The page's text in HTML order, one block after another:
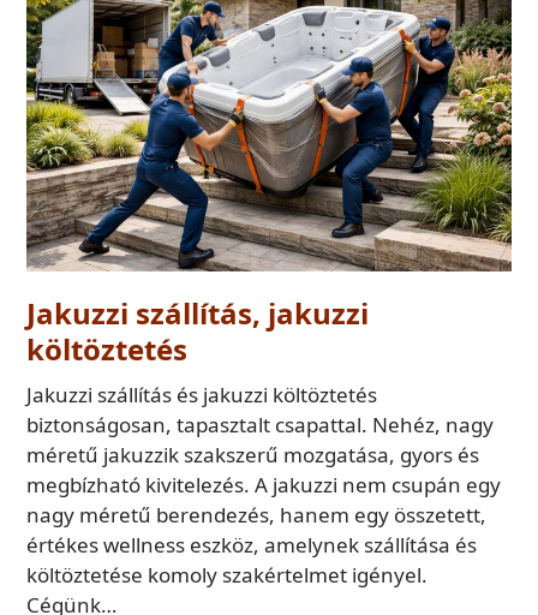
Jakuzzi szállítás, jakuzzi
költöztetés
Jakuzzi szállítás és jakuzzi költöztetés
biztonságosan, tapasztalt csapattal. Nehéz, nagy
méretű jakuzzik szakszerű mozgatása, gyors és
megbízható kivitelezés. A jakuzzi nem csupán egy
nagy méretű berendezés, hanem egy összetett,
értékes wellness eszköz, amelynek szállítása és
költöztetése komoly szakértelmet igényel.
Cégünk…